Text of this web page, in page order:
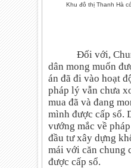
Khu đô thị Thanh Hà
Đối với,
dân mong muốn
án đã đi vào hoạt
pháp lý vẫn chưa
mua đã và đang
mình được cấp sổ.
vướng mắc về
đầu tư xây dựng
mái với căn chung
được cấp sổ.